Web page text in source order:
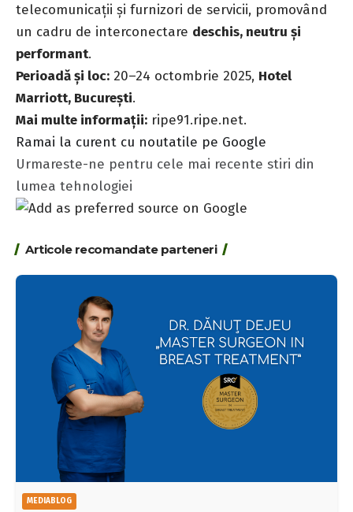
telecomunicații și furnizori de servicii, promovând
un cadru de interconectare deschis, neutru și
performant.
Perioadă și loc: 20–24 octombrie 2025, Hotel
Marriott, București.
Mai multe informații: ripe91.ripe.net.
Ramai la curent cu noutatile pe Google
Urmareste-ne pentru cele mai recente stiri din
lumea tehnologiei
Articole recomandate parteneri
MEDIABLOG